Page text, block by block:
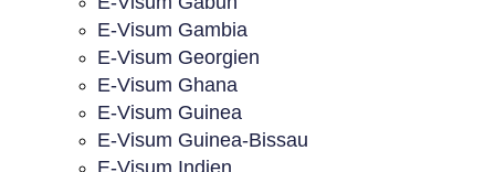
E-Visum Gambia
E-Visum Georgien
E-Visum Ghana
E-Visum Guinea
E-Visum Guinea-Bissau